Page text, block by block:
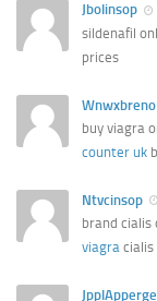
Jbolinsop
sildenafil
prices
Wnwxbreno
buy viagra
counter uk
Ntvcinsop
brand cialis
viagra